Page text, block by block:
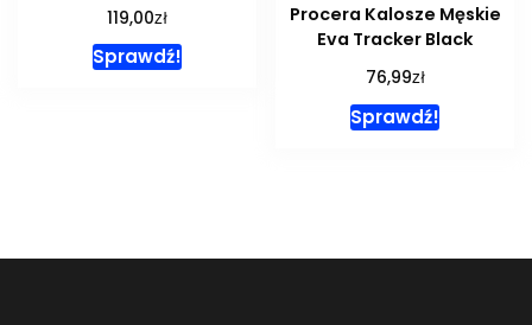
119,00zł
Sprawdź!
Procera Kalosze Męskie
Eva Tracker Black
76,99zł
Sprawdź!